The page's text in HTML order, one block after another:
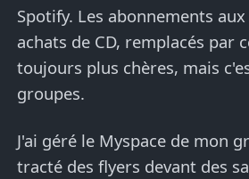
Spotify. Les abonnements
achats de CD, remplacés par
toujours plus chères, mais
groupes.
J'ai géré le Myspace de mon
tracté des flyers devant des